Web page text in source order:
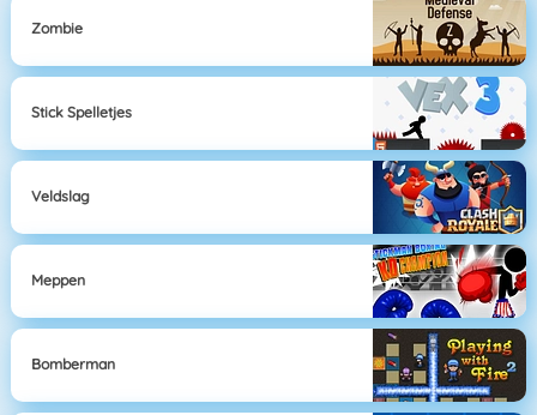
Zombie
Stick Spelletjes
Veldslag
Meppen
Bomberman